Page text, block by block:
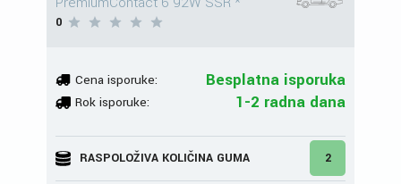
0
Cena isporuke: Besplatna isporuka
Rok isporuke: 1-2 radna dana
RASPOLOŽIVA KOLIČINA GUMA 2